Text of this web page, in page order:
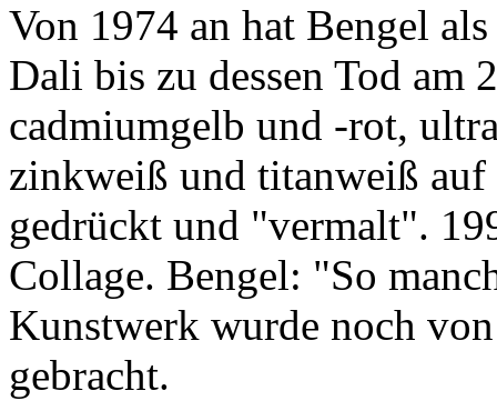
Von 1974 an hat Bengel
Dali bis zu dessen Tod am
cadmiumgelb und -rot,
zinkweiß und titanweiß
gedrückt und "vermalt".
Collage. Bengel: "So
Kunstwerk wurde noch
gebracht.